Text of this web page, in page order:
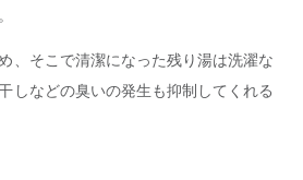
。
、そこで清潔になった残り湯は洗濯な
しなどの臭いの発生も抑制してくれる